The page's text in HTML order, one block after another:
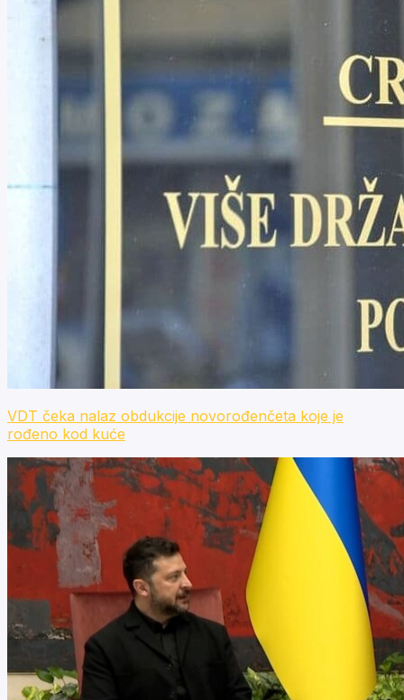
VDT čeka nalaz obdukcije novorođenčeta koje je
rođeno kod kuće